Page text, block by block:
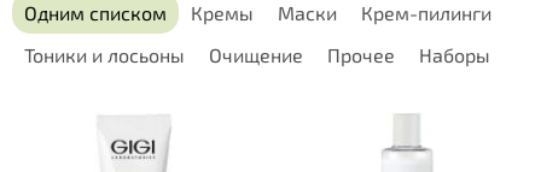
Одним списком Кремы Маски
Крем-пилинги
Тоники и лосьоны
Очищение Прочее Наборы